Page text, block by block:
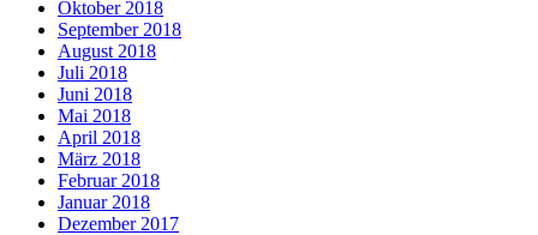
Oktober 2018
September 2018
August 2018
Juli 2018
Juni 2018
Mai 2018
April 2018
März 2018
Februar 2018
Januar 2018
Dezember 2017